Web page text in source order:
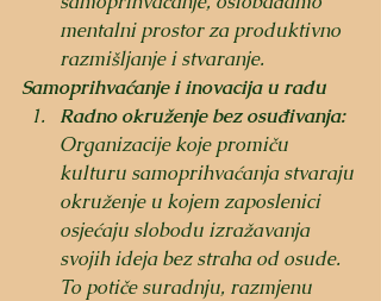
mentalni prostor za produktivno
razmišljanje i stvaranje.
Samoprihvaćanje i inovacija u radu
Radno okruženje bez osuđivanja:
Organizacije koje promiču
kulturu samoprihvaćanja stvaraju
okruženje u kojem zaposlenici
osjećaju slobodu izražavanja
svojih ideja bez straha od osude.
To potiče suradnju, razmjenu